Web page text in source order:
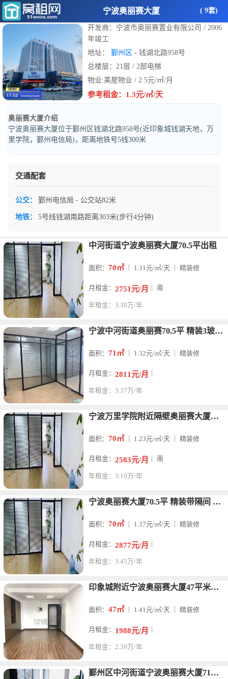
宁波奥丽赛大厦 ( 9套)
开发商：宁波市奥丽赛置业有限公司 / 2006
年竣工
地址： 鄞州区 - 钱湖北路958号
总楼层：21层 / 2部电梯
物业:美屋物业 / 2.5元/㎡/月
参考租金：1.3元/㎡/天
奥丽赛大厦介绍
宁波奥丽赛大厦位于鄞州区钱湖北路958号(近印象城钱湖天地，万
里学院，鄞州电信局)，距离地铁号5线300米
交通配套
公交： 鄞州电信局 - 公交站82米
地铁： 5号线钱湖南路距离303米(步行4分钟)
中河街道宁波奥丽赛大厦70.5平出租
面积： 70㎡｜ 1.31元/㎡/天 ｜ 精装修
月租金： 2751元/月 ｜ 南
年租金：3.30万/年
宁波中河街道奥丽赛70.5平 精装3玻璃隔间出租
面积： 71㎡｜ 1.32元/㎡/天 ｜ 精装修
月租金： 2811元/月
年租金：3.37万/年
宁波万里学院附近隔壁奥丽赛大厦中河街道奥丽赛大厦70平 精装
面积： 70㎡｜ 1.23元/㎡/天 ｜ 精装修
月租金： 2583元/月 ｜ 南
年租金：3.10万/年
宁波奥丽赛大厦70.5平 精装带隔间 朝南 独立空调
面积： 70㎡｜ 1.37元/㎡/天 ｜ 精装修
月租金： 2877元/月
年租金：3.45万/年
印象城附近宁波奥丽赛大厦47平米出租朝东2000月租
面积： 47㎡｜ 1.41元/㎡/天 ｜ 精装修
月租金： 1988元/月
年租金：2.39万/年
鄞州区中河街道宁波奥丽赛大厦71平 精装带隔间 朝南 独立空